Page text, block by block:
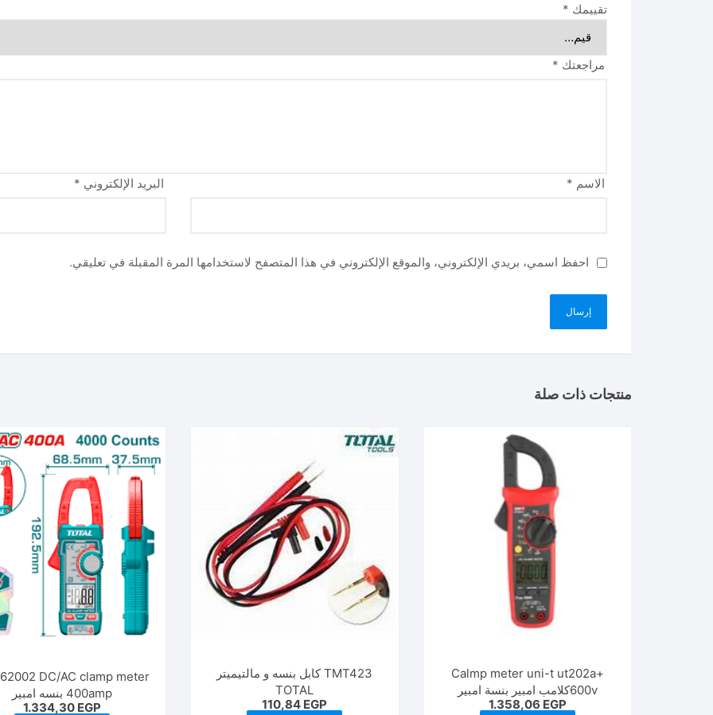
تقييمك *
مراجعتك *
الاسم * البريد الإلكتروني *
احفظ اسمي، بريدي الإلكتروني، والموقع الإلكتروني في هذا المتصفح لاستخدامها المرة المقبلة في تعليقي.
منتجات ذات صلة
Calmp meter uni-t ut202a+
600vكلامب امبير بنسة امبير
1.358,06 EGP
TMT423 كابل بنسه و مالتيميتر
TOTAL
110,84 EGP
DC/AC clamp meter
400amp بنسه امبير
1.334,30 EGP